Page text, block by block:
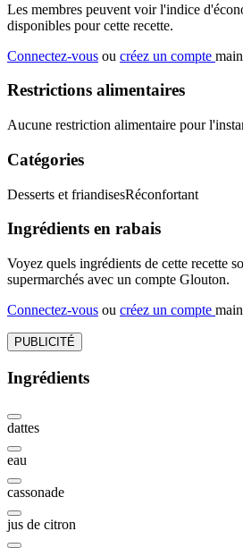
Les membres peuvent voir l'indice
disponibles pour cette recette.
Connectez-vous ou créez un compte
Restrictions alimentaires
Aucune restriction alimentaire pour
Catégories
Desserts et friandisesRéconfortant
Ingrédients en rabais
Voyez quels ingrédients de cette recette
supermarchés avec un compte Glouton.
Connectez-vous ou créez un compte
PUBLICITÉ
Ingrédients
dattes
eau
cassonade
jus de citron